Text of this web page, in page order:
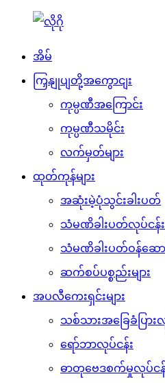
အိမ်
ကြှနျုပျတို့အကွောငျး
ကုမ္ပဏီအကြောင်း
ကုမ္ပဏီသမိုင်း
လက်မှတ်များ
ထုတ်ကုန်များ
အဆုံးမဲ့ပုံသွင်းခါးပတ်
သံမဏိခါးပတ်လုပ်ငန်း
သံမဏိခါးပတ်ဝန်ဆောင်
ဆက်စပ်ပစ္စည်းများ
အပလီကေးရှင်းများ
သစ်သားအခြေခံပြား
ရော်ဘာလုပ်ငန်း
ဓာတုဗေဒစက်မှုလုပ်ငန်